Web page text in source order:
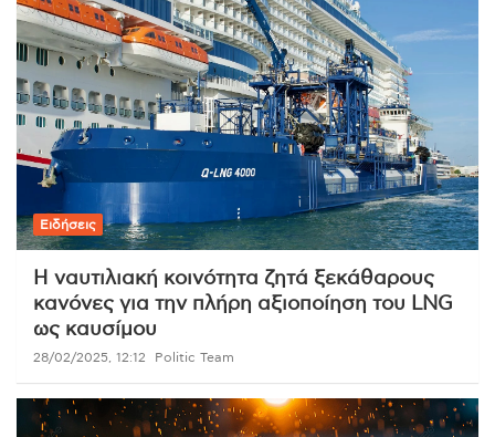
Ειδήσεις
Η ναυτιλιακή κοινότητα ζητά ξεκάθαρους
κανόνες για την πλήρη αξιοποίηση του LNG
ως καυσίμου
28/02/2025, 12:12 Politic Team